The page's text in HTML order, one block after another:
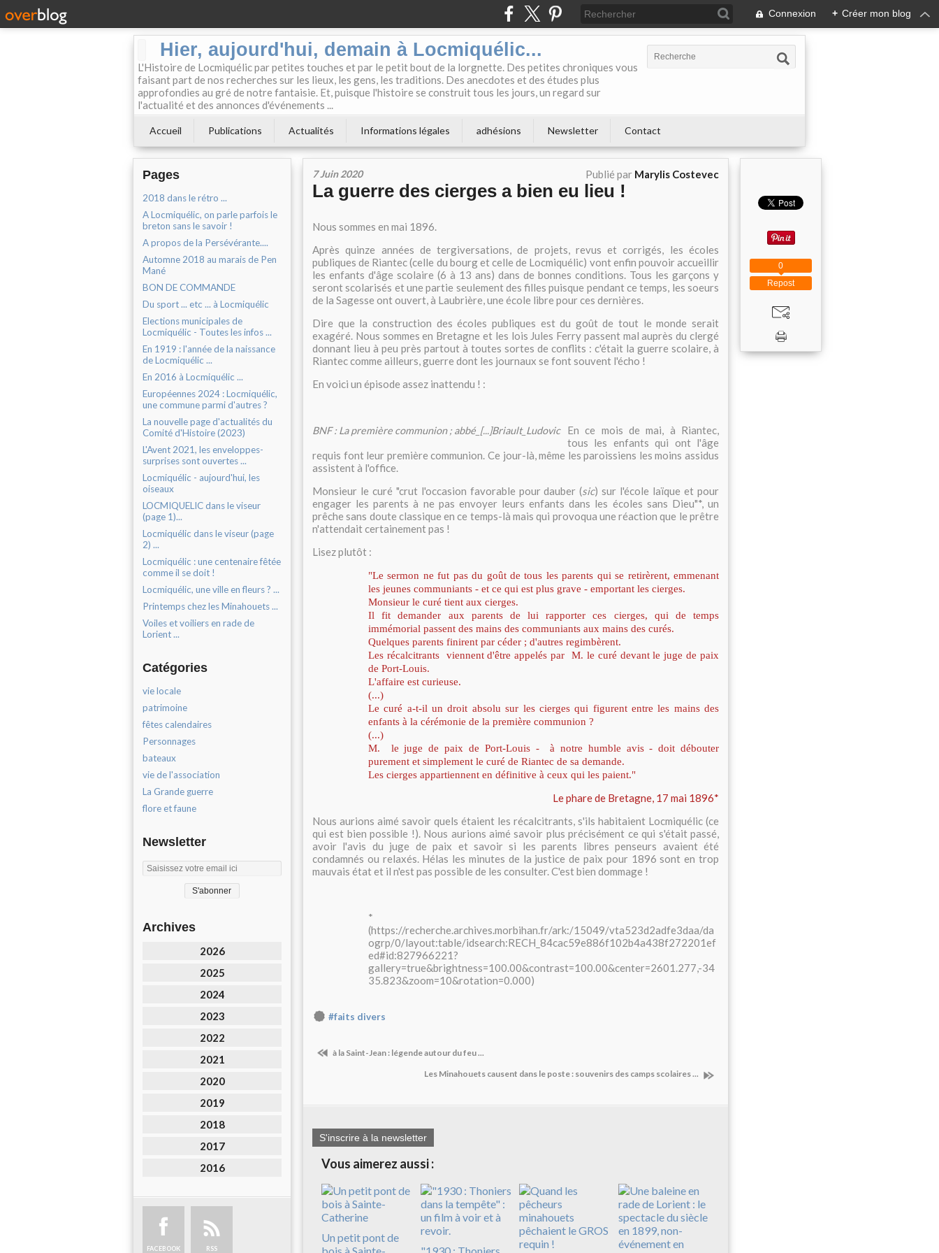
Connexion + Créer mon blog
Hier, aujourd'hui, demain à Locmiquélic...
L'Histoire de Locmiquélic par petites touches et par le petit bout de la lorgnette. Des petites chroniques vous
faisant part de nos recherches sur les lieux, les gens, les traditions. Des anecdotes et des études plus
approfondies au gré de notre fantaisie. Et, puisque l'histoire se construit tous les jours, un regard sur
l'actualité et des annonces d'événements ...
Accueil Publications Actualités Informations légales adhésions Newsletter Contact
Pages
2018 dans le rétro ...
A Locmiquélic, on parle parfois le
breton sans le savoir !
A propos de la Persévérante....
Automne 2018 au marais de Pen
Mané
BON DE COMMANDE
Du sport ... etc ... à Locmiquélic
Elections municipales de
Locmiquélic - Toutes les infos ...
En 1919 : l'année de la naissance
de Locmiquélic ...
En 2016 à Locmiquélic ...
Européennes 2024 : Locmiquélic,
une commune parmi d'autres ?
La nouvelle page d'actualités du
Comité d'Histoire (2023)
L'Avent 2021, les enveloppes-
surprises sont ouvertes ...
Locmiquélic - aujourd'hui, les
oiseaux
LOCMIQUELIC dans le viseur
(page 1)...
Locmiquélic dans le viseur (page
2) ...
Locmiquélic : une centenaire fêtée
comme il se doit !
Locmiquélic, une ville en fleurs ? ...
Printemps chez les Minahouets ...
Voiles et voiliers en rade de
Lorient ...
Catégories
vie locale
patrimoine
fêtes calendaires
Personnages
bateaux
vie de l'association
La Grande guerre
flore et faune
Newsletter
Archives
2026
2025
2024
2023
2022
2021
2020
2019
2018
2017
2016
FACEBOOK RSS
7 Juin 2020 Publié par Marylis Costevec
La guerre des cierges a bien eu lieu !
Nous sommes en mai 1896.
Après quinze années de tergiversations, de projets, revus et corrigés, les écoles
publiques de Riantec (celle du bourg et celle de Locmiquélic) vont enfin pouvoir accueillir
les enfants d'âge scolaire (6 à 13 ans) dans de bonnes conditions. Tous les garçons y
seront scolarisés et une partie seulement des filles puisque pendant ce temps, les soeurs
de la Sagesse ont ouvert, à Laubrière, une école libre pour ces dernières.
Dire que la construction des écoles publiques est du goût de tout le monde serait
exagéré. Nous sommes en Bretagne et les lois Jules Ferry passent mal auprès du clergé
donnant lieu à peu près partout à toutes sortes de conflits : c'était la guerre scolaire, à
Riantec comme ailleurs, guerre dont les journaux se font souvent l'écho !
En voici un épisode assez inattendu ! :
BNF : La première communion ; abbé_[...]Briault_Ludovic
En ce mois de mai, à Riantec,
tous les enfants qui ont l'âge
requis font leur première communion. Ce jour-là, même les paroissiens les moins assidus
assistent à l'office.
Monsieur le curé "crut l'occasion favorable pour dauber (sic) sur l'école laïque et pour
engager les parents à ne pas envoyer leurs enfants dans les écoles sans Dieu"*, un
prêche sans doute classique en ce temps-là mais qui provoqua une réaction que le prêtre
n'attendait certainement pas !
Lisez plutôt :
"Le sermon ne fut pas du goût de tous les parents qui se retirèrent, emmenant
les jeunes communiants - et ce qui est plus grave - emportant les cierges.
Monsieur le curé tient aux cierges.
Il fit demander aux parents de lui rapporter ces cierges, qui de temps
immémorial passent des mains des communiants aux mains des curés.
Quelques parents finirent par céder ; d'autres regimbèrent.
Les récalcitrants viennent d'être appelés par M. le curé devant le juge de paix
de Port-Louis.
L'affaire est curieuse.
(...)
Le curé a-t-il un droit absolu sur les cierges qui figurent entre les mains des
enfants à la cérémonie de la première communion ?
(...)
M. le juge de paix de Port-Louis - à notre humble avis - doit débouter
purement et simplement le curé de Riantec de sa demande.
Les cierges appartiennent en définitive à ceux qui les paient."
Le phare de Bretagne, 17 mai 1896*
Nous aurions aimé savoir quels étaient les récalcitrants, s'ils habitaient Locmiquélic (ce
qui est bien possible !). Nous aurions aimé savoir plus précisément ce qui s'était passé,
avoir l'avis du juge de paix et savoir si les parents libres penseurs avaient été
condamnés ou relaxés. Hélas les minutes de la justice de paix pour 1896 sont en trop
mauvais état et il n'est pas possible de les consulter. C'est bien dommage !
*
(https://recherche.archives.morbihan.fr/ark:/15049/vta523d2adfe3daa/da
ogrp/0/layout:table/idsearch:RECH_84cac59e886f102b4a438f272201ef
ed#id:827966221?
gallery=true&brightness=100.00&contrast=100.00&center=2601.277,-34
35.823&zoom=10&rotation=0.000)
#faits divers
à la Saint-Jean : légende autour du feu ...
Les Minahouets causent dans le poste : souvenirs des camps scolaires ...
S'inscrire à la newsletter
Vous aimerez aussi :
Un petit pont de
bois à Sainte-
"1930 : Thoniers
Repost
0